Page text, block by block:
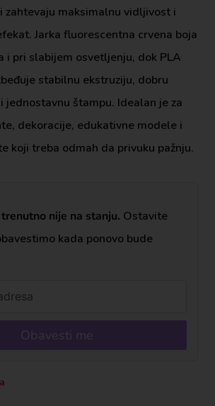
zahtevaju maksimalnu vidljivost i
Jarka fluorescentna crvena boja
i pri slabijem osvetljenju, dok PLA
stabilnu ekstruziju, dobru
jednostavnu štampu. Idealan je za
dekoracije, edukativne modele i
koji treba odmah da privuku pažnju.
nije na stanju. Ostavite
kada ponovo bude
Obavesti me